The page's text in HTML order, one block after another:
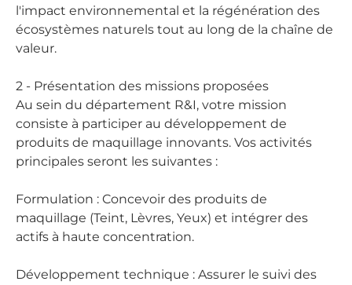
l'impact environnemental et la régénération des
écosystèmes naturels tout au long de la chaîne de
valeur.
2 - Présentation des missions proposées
Au sein du département R&I, votre mission
consiste à participer au développement de
produits de maquillage innovants. Vos activités
principales seront les suivantes :
Formulation : Concevoir des produits de
maquillage (Teint, Lèvres, Yeux) et intégrer des
actifs à haute concentration.
Développement technique : Assurer le suivi des